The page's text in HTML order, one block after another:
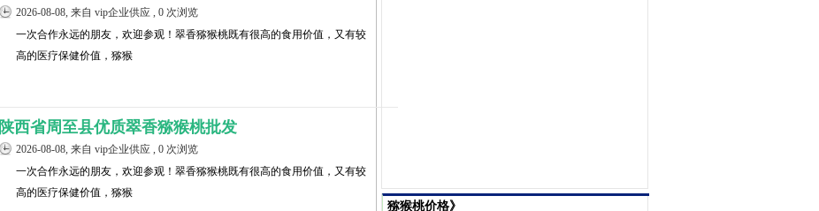
2026-08-08, 来自 vip企业供应 , 0 次浏览
一次合作永远的朋友，欢迎参观！翠香猕猴桃既有很高的食用价值，又有较
高的医疗保健价值，猕猴
陕西省周至县优质翠香猕猴桃批发
2026-08-08, 来自 vip企业供应 , 0 次浏览
一次合作永远的朋友，欢迎参观！翠香猕猴桃既有很高的食用价值，又有较
高的医疗保健价值，猕猴
猕猴桃价格》